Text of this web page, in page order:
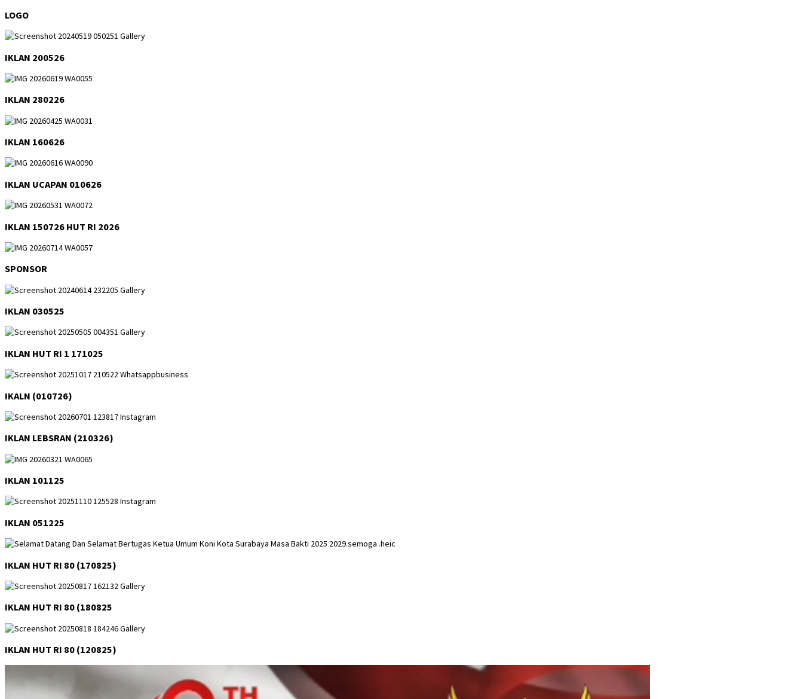
LOGO
IKLAN 200526
IKLAN 280226
IKLAN 160626
IKLAN UCAPAN 010626
IKLAN 150726 HUT RI 2026
SPONSOR
IKLAN 030525
IKLAN HUT RI 1 171025
IKALN (010726)
IKLAN LEBSRAN (210326)
IKLAN 101125
IKLAN 051225
IKLAN HUT RI 80 (170825)
IKLAN HUT RI 80 (180825
IKLAN HUT RI 80 (120825)